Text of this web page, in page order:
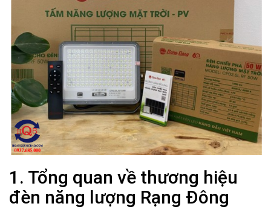
1. Tổng quan về thương hiệu
đèn năng lượng Rạng Đông